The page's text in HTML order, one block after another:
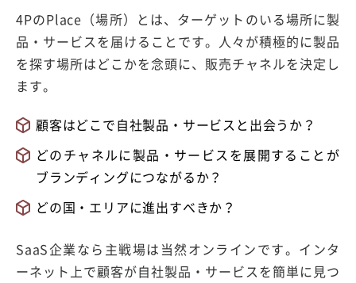
4PのPlace（場所）とは、ターゲットのいる場所に製
品・サービスを届けることです。人々が積極的に製品
を探す場所はどこかを念頭に、販売チャネルを決定し
ます。
顧客はどこで自社製品・サービスと出会うか？
どのチャネルに製品・サービスを展開することが
ブランディングにつながるか？
どの国・エリアに進出すべきか？
SaaS企業なら主戦場は当然オンラインです。インタ
ーネット上で顧客が自社製品・サービスを簡単に見つ